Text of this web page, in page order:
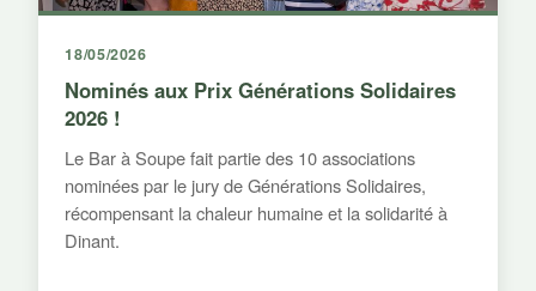
18/05/2026
Nominés aux Prix Générations Solidaires
2026 !
Le Bar à Soupe fait partie des 10 associations
nominées par le jury de Générations Solidaires,
récompensant la chaleur humaine et la solidarité à
Dinant.